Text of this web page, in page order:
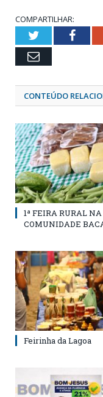
COMPARTILHAR:
Twitter
Email
CONTEÚDO
1ª FEIRA RURAL NA
COMUNIDADE
Feirinha da Lagoa